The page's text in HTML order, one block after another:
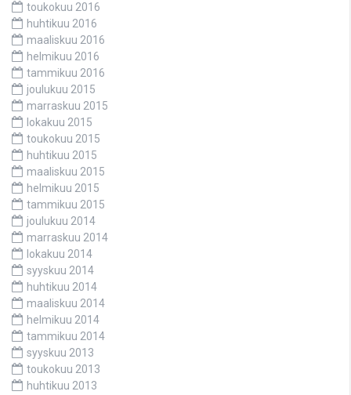
toukokuu 2016
huhtikuu 2016
maaliskuu 2016
helmikuu 2016
tammikuu 2016
joulukuu 2015
marraskuu 2015
lokakuu 2015
toukokuu 2015
huhtikuu 2015
maaliskuu 2015
helmikuu 2015
tammikuu 2015
joulukuu 2014
marraskuu 2014
lokakuu 2014
syyskuu 2014
huhtikuu 2014
maaliskuu 2014
helmikuu 2014
tammikuu 2014
syyskuu 2013
toukokuu 2013
huhtikuu 2013